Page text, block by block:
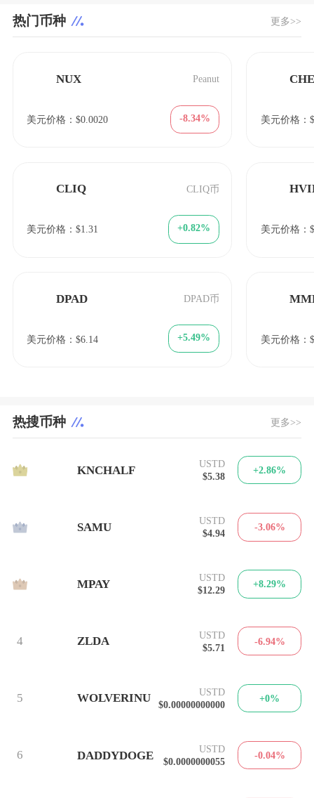
热门币种 更多>>
NUX Peanut
美元价格：$0.0020 -8.34%
CLIQ CLIQ币
美元价格：$1.31 +0.82%
DPAD DPAD币
美元价格：$6.14 +5.49%
美元价格：
美元价格：
美元价格：
热搜币种 更多>>
1 KNCHALF
USTD
$5.38
+2.86%
2 SAMU
USTD
$4.94
-3.06%
3 MPAY
USTD
$12.29
+8.29%
4 ZLDA
USTD
$5.71
-6.94%
5 WOLVERINU
USTD
$0.00000000000
+0%
6 DADDYDOGE
USTD
$0.0000000055
-0.04%